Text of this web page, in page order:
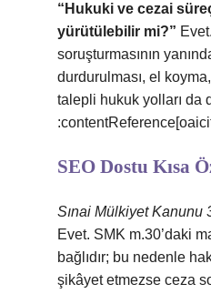
“Hukuki ve cezai
yürütülebilir mi?”
soruşturmasının
durdurulması, el
talepli hukuk yolları da
SEO Dostu Kısa
Sınai Mülkiyet Kanunu
Evet. SMK m.30’daki
bağlıdır; bu nedenle
şikâyet etmezse ceza